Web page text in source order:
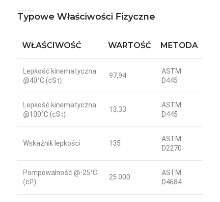
Typowe Właściwości Fizyczne
WŁAŚCIWOŚĆ WARTOŚĆ METODA
Lepkość kinematyczna
@40°C (cSt)
97,94
ASTM
D445
Lepkość kinematyczna
@100°C (cSt)
13,33
ASTM
D445
Wskaźnik lepkości 135
ASTM
D2270
Pompowalność @-25°C
(cP)
25 000
ASTM
D4684